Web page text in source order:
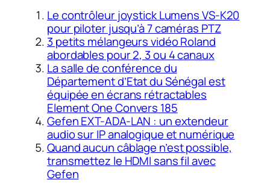
Le contrôleur joystick Lumens VS-K20
pour piloter jusqu’à 7 caméras PTZ
3 petits mélangeurs vidéo Roland
abordables pour 2, 3 ou 4 canaux
La salle de conférence du
Département d’Etat du Sénégal est
équipée en écrans rétractables
Element One Convers 185
Gefen EXT-ADA-LAN : un extendeur
audio sur IP analogique et numérique
Quand aucun câblage n’est possible,
transmettez le HDMI sans fil avec
Gefen